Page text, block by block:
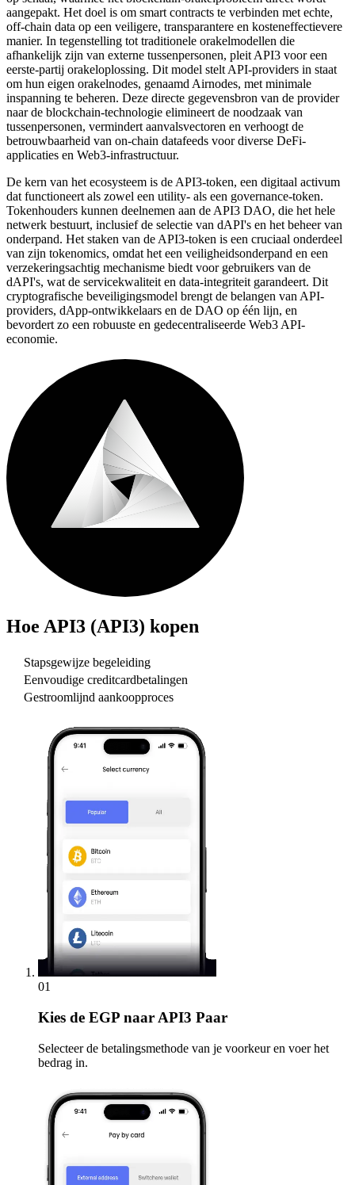
aangepakt. Het doel is om smart contracts te verbinden met echte,
off-chain data op een veiligere, transparantere en kosteneffectievere
manier. In tegenstelling tot traditionele orakelmodellen die
afhankelijk zijn van externe tussenpersonen, pleit API3 voor een
eerste-partij orakeloplossing. Dit model stelt API-providers in staat
om hun eigen orakelnodes, genaamd Airnodes, met minimale
inspanning te beheren. Deze directe gegevensbron van de provider
naar de blockchain-technologie elimineert de noodzaak van
tussenpersonen, vermindert aanvalsvectoren en verhoogt de
betrouwbaarheid van on-chain datafeeds voor diverse DeFi-
applicaties en Web3-infrastructuur.
De kern van het ecosysteem is de API3-token, een digitaal activum
dat functioneert als zowel een utility- als een governance-token.
Tokenhouders kunnen deelnemen aan de API3 DAO, die het hele
netwerk bestuurt, inclusief de selectie van dAPI's en het beheer van
onderpand. Het staken van de API3-token is een cruciaal onderdeel
van zijn tokenomics, omdat het een veiligheidsonderpand en een
verzekeringsachtig mechanisme biedt voor gebruikers van de
dAPI's, wat de servicekwaliteit en data-integriteit garandeert. Dit
cryptografische beveiligingsmodel brengt de belangen van API-
providers, dApp-ontwikkelaars en de DAO op één lijn, en
bevordert zo een robuuste en gedecentraliseerde Web3 API-
economie.
Hoe API3 (API3) kopen
Stapsgewijze begeleiding
Eenvoudige creditcardbetalingen
Gestroomlijnd aankoopproces
01
Kies de EGP naar API3 Paar
Selecteer de betalingsmethode van je voorkeur en voer het
bedrag in.